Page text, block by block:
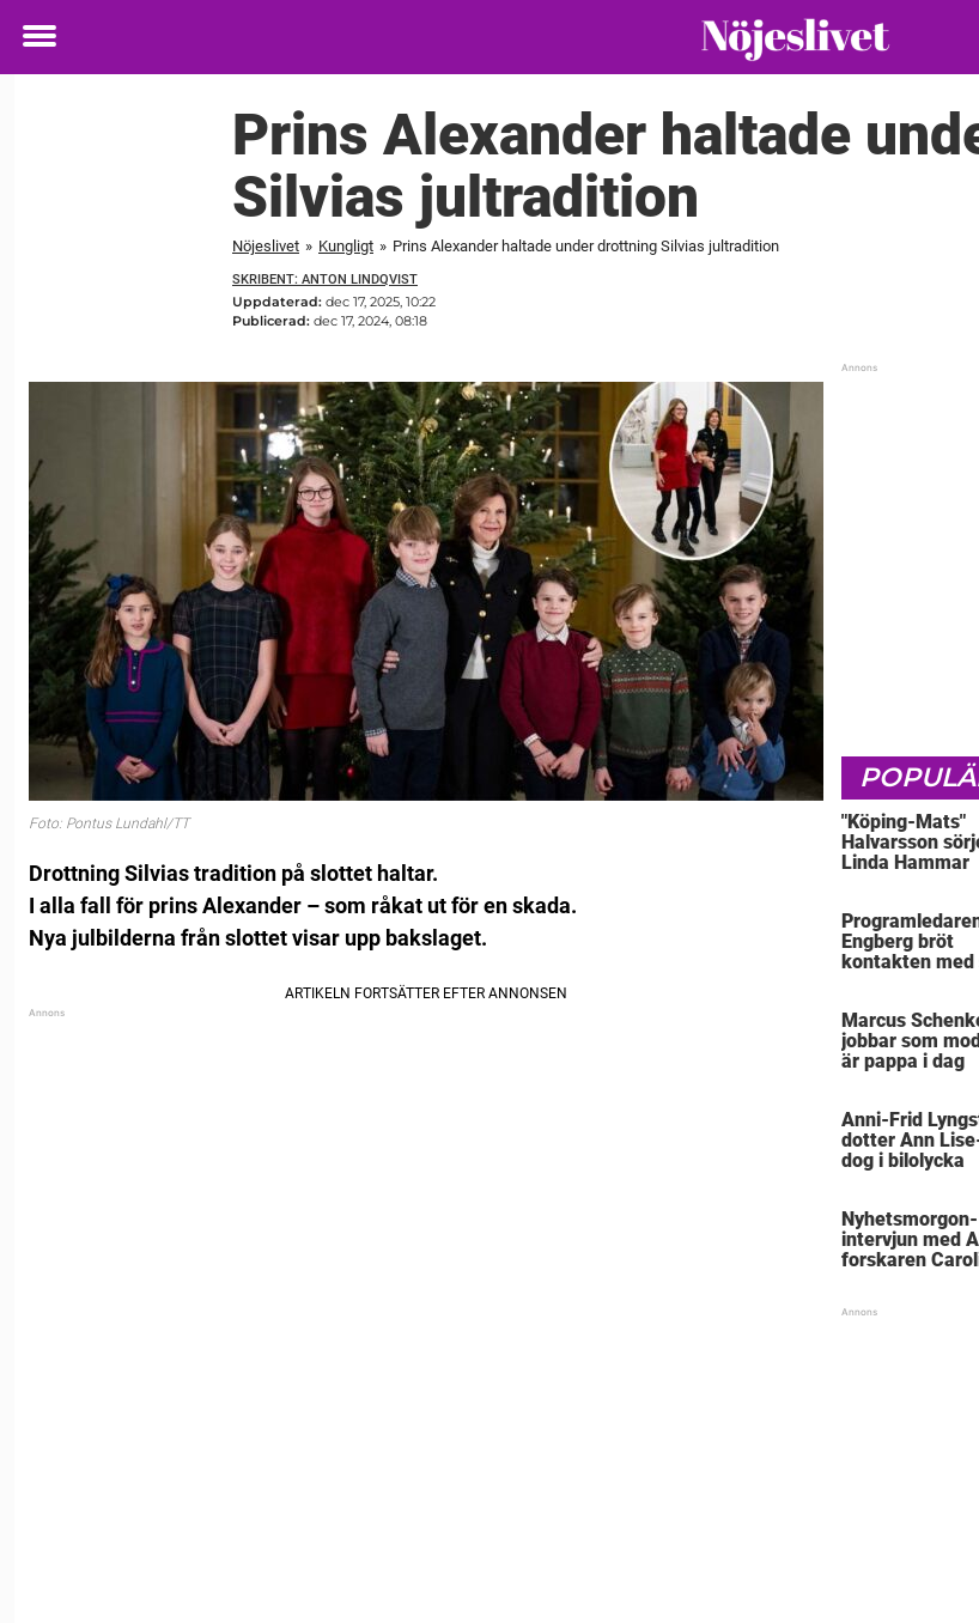
Toggle
Prins Alexander haltade
Silvias jultradition
Nöjeslivet » Kungligt » Prins Alexander haltade under drottning Silvias jultradition
SKRIBENT: ANTON LINDQVIST
Uppdaterad: dec 17, 2025, 10:22
Publicerad: dec 17, 2024, 08:18
Foto: Pontus Lundahl/TT
Drottning Silvias tradition på slottet haltar.
I alla fall för prins Alexander – som råkat ut för en skada.
Nya julbilderna från slottet visar upp bakslaget.
"Köping-Mats"
Halvarsson
Linda Hammar
Engberg bröt
kontakten med
Marcus
jobbar som
är pappa i dag
Anni-Frid
dotter Ann
dog i bilolycka
Nyhetsmorgon-
intervjun med
forskaren